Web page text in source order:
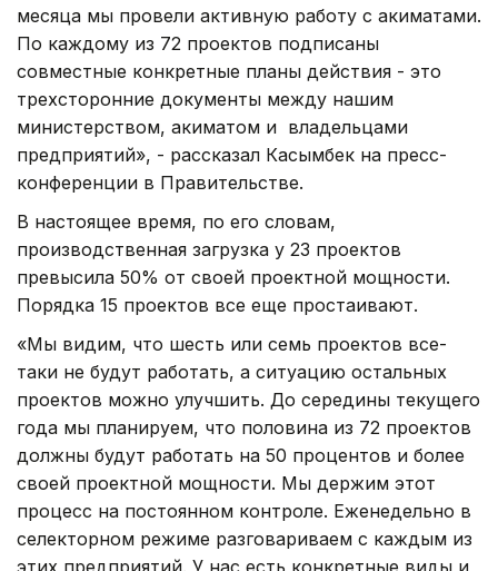
месяца мы провели активную работу с акиматами.
По каждому из 72 проектов подписаны
совместные конкретные планы действия - это
трехсторонние документы между нашим
министерством, акиматом и владельцами
предприятий», - рассказал Касымбек на пресс-
конференции в Правительстве.
В настоящее время, по его словам,
производственная загрузка у 23 проектов
превысила 50% от своей проектной мощности.
Порядка 15 проектов все еще простаивают.
«Мы видим, что шесть или семь проектов все-
таки не будут работать, а ситуацию остальных
проектов можно улучшить. До середины текущего
года мы планируем, что половина из 72 проектов
должны будут работать на 50 процентов и более
своей проектной мощности. Мы держим этот
процесс на постоянном контроле. Еженедельно в
селекторном режиме разговариваем с каждым из
этих предприятий. У нас есть конкретные виды и